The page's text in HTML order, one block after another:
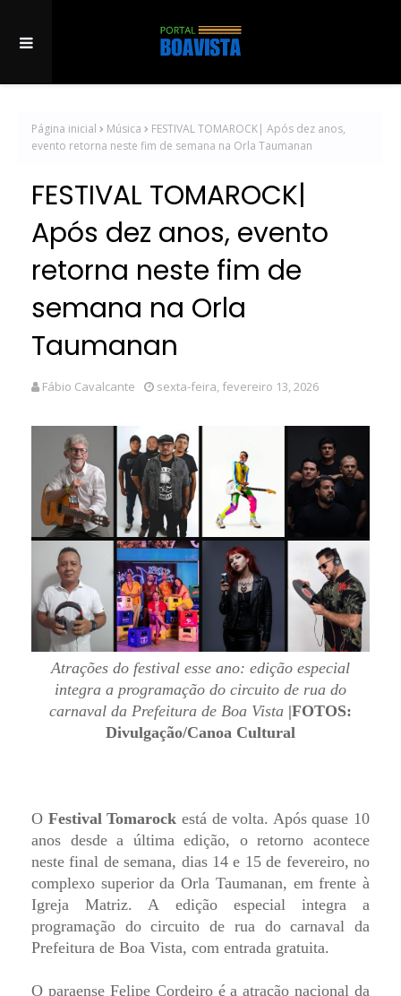
Página inicial Música
FESTIVAL TOMAROCK| Após dez anos,
evento retorna neste fim de semana na Orla Taumanan
FESTIVAL TOMAROCK|
Após dez anos, evento
retorna neste fim de
semana na Orla
Taumanan
Fábio Cavalcante sexta-feira, fevereiro 13, 2026
Atrações do festival esse ano: edição especial
integra a programação do circuito de rua do
carnaval da Prefeitura de Boa Vista |FOTOS:
Divulgação/Canoa Cultural
O Festival Tomarock está de volta. Após quase 10
anos desde a última edição, o retorno acontece
neste final de semana, dias 14 e 15 de fevereiro, no
complexo superior da Orla Taumanan, em frente à
Igreja Matriz. A edição especial integra a
programação do circuito de rua do carnaval da
Prefeitura de Boa Vista, com entrada gratuita.
O paraense Felipe Cordeiro é a atração nacional da